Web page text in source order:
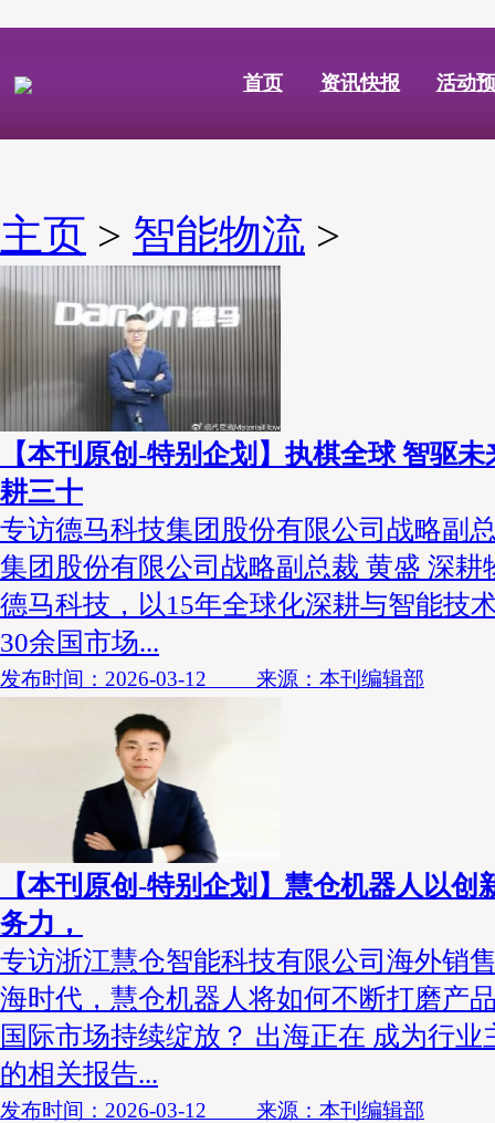
首页 资讯快报 活动
主页 > 智能物流 >
【本刊原创-特别企划】执棋全球 智驱
耕三十
专访德马科技集团股份有限公司战略副
集团股份有限公司战略副总裁 黄盛 深耕
德马科技，以15年全球化深耕与智能技
30余国市场...
发布时间：2026-03-12 来源：本刊编辑部
【本刊原创-特别企划】慧仓机器人以创
务力，
专访浙江慧仓智能科技有限公司海外销
海时代，慧仓机器人将如何不断打磨产
国际市场持续绽放？ 出海正在 成为行业
的相关报告...
发布时间：2026-03-12 来源：本刊编辑部